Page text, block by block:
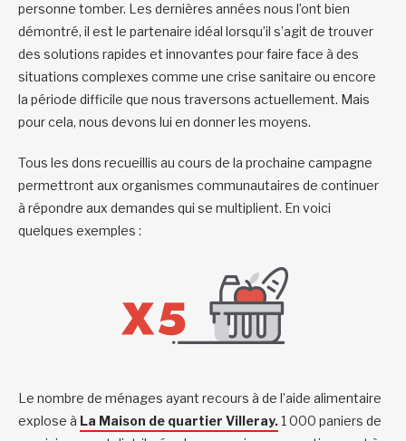
personne tomber. Les dernières années nous l’ont bien
démontré, il est le partenaire idéal lorsqu’il s’agit de trouver
des solutions rapides et innovantes pour faire face à des
situations complexes comme une crise sanitaire ou encore
la période difficile que nous traversons actuellement. Mais
pour cela, nous devons lui en donner les moyens.
Tous les dons recueillis au cours de la prochaine campagne
permettront aux organismes communautaires de continuer
à répondre aux demandes qui se multiplient. En voici
quelques exemples :
Le nombre de ménages ayant recours à de l’aide alimentaire
explose à La Maison de quartier Villeray.1 000 paniers de